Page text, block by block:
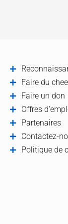
Faire du
Faire un don
Offres
Partenaires
Contactez-
Politique de